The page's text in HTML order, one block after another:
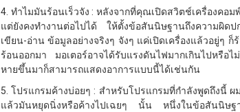
4. ทำไมมันร้อนเร็วจัง : หลังจากที่คุณเปิดสวิตช์เครื่องค
แต่ยังคงทำงานต่อไปได้ ให้ตั้งข้อสันนิษฐานถึงความผิด
เขียน-อ่าน ข้อมูลอย่างจริงๆ จังๆ แค่เปิดเครื่องแล้วอยู่
ร้อนออกมา มอเตอร์อาจได้รับแรงดันไฟมากเกินไปหรือ
หายขึ้นมาก็สามารถแสดงอาการแบบนี้ได้เช่นกัน
5. โปรแกรมค้างบ่อยๆ : สำหรับโปรแกรมที่กำลังพูดถึงนี้
แล้วมันหยุดนิ่งหรือค้างไปเฉยๆ นั้น หนึ่งในข้อสันนิษฐ